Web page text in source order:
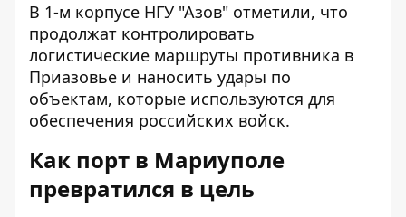
В 1-м корпусе НГУ "Азов" отметили, что
продолжат контролировать
логистические маршруты противника в
Приазовье и наносить удары по
объектам, которые используются для
обеспечения российских войск.
Как порт в Мариуполе
превратился в цель